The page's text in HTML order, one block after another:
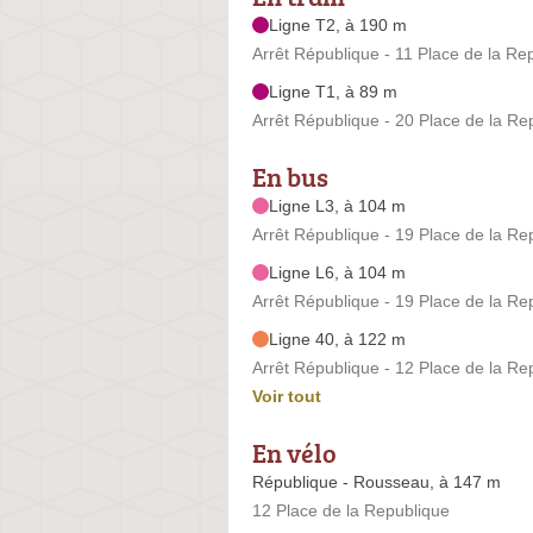
Ligne T2, à 190 m
Arrêt République - 11 Place de la
Ligne T1, à 89 m
Arrêt République - 20 Place de la
En bus
Ligne L3, à 104 m
Arrêt République - 19 Place de la
Ligne L6, à 104 m
Arrêt République - 19 Place de la
Ligne 40, à 122 m
Arrêt République - 12 Place de la
Voir tout
En vélo
République - Rousseau, à 147 m
12 Place de la Republique